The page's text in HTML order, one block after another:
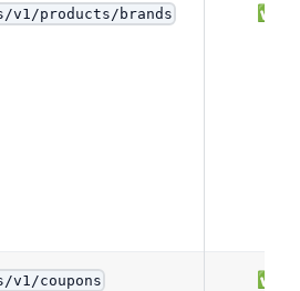
v1/products/brands ✅
v1/coupons ✅